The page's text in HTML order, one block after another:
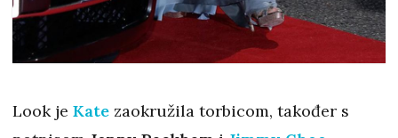
Look je Kate zaokružila torbicom, također s